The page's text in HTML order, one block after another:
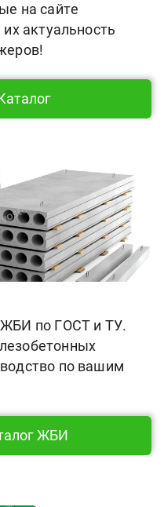
на сайте
актуальность
ЖБИ по ГОСТ и ТУ.
по вашим
ЖБИ